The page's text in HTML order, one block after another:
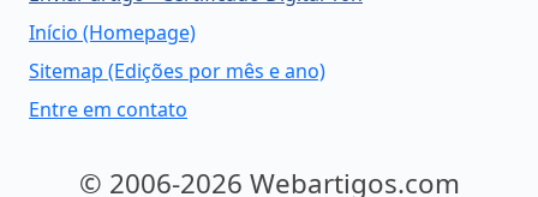
Início (Homepage)
Sitemap (Edições por mês e ano)
Entre em contato
© 2006-2026 Webartigos.com